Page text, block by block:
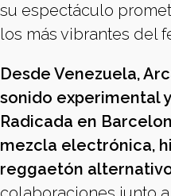
su espectáculo
los más vibrantes del
Desde Venezuela,
sonido experimental
Radicada en
mezcla electrónica,
reggaetón